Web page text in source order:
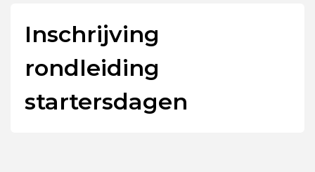
Inschrijving
rondleiding
startersdagen